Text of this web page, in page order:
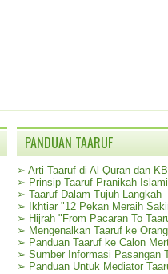
PANDUAN TAARUF
➢ Arti Taaruf di Al Quran dan
➢ Prinsip Taaruf Pranikah Islami
➢ Taaruf Dalam Tujuh Langkah
➢
Ikhtiar "12 Pekan Meraih
➢ Hijrah "From Pacaran To
➢ Mengenalkan Taaruf ke
➢ Panduan Taaruf ke Calon
➢ Sumber Informasi Pasangan
➢ Panduan Untuk Mediator